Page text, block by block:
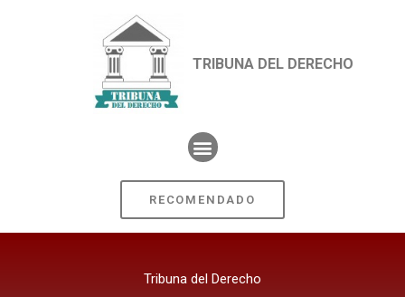
TRIBUNA DEL DERECHO
RECOMENDADO
Tribuna del Derecho